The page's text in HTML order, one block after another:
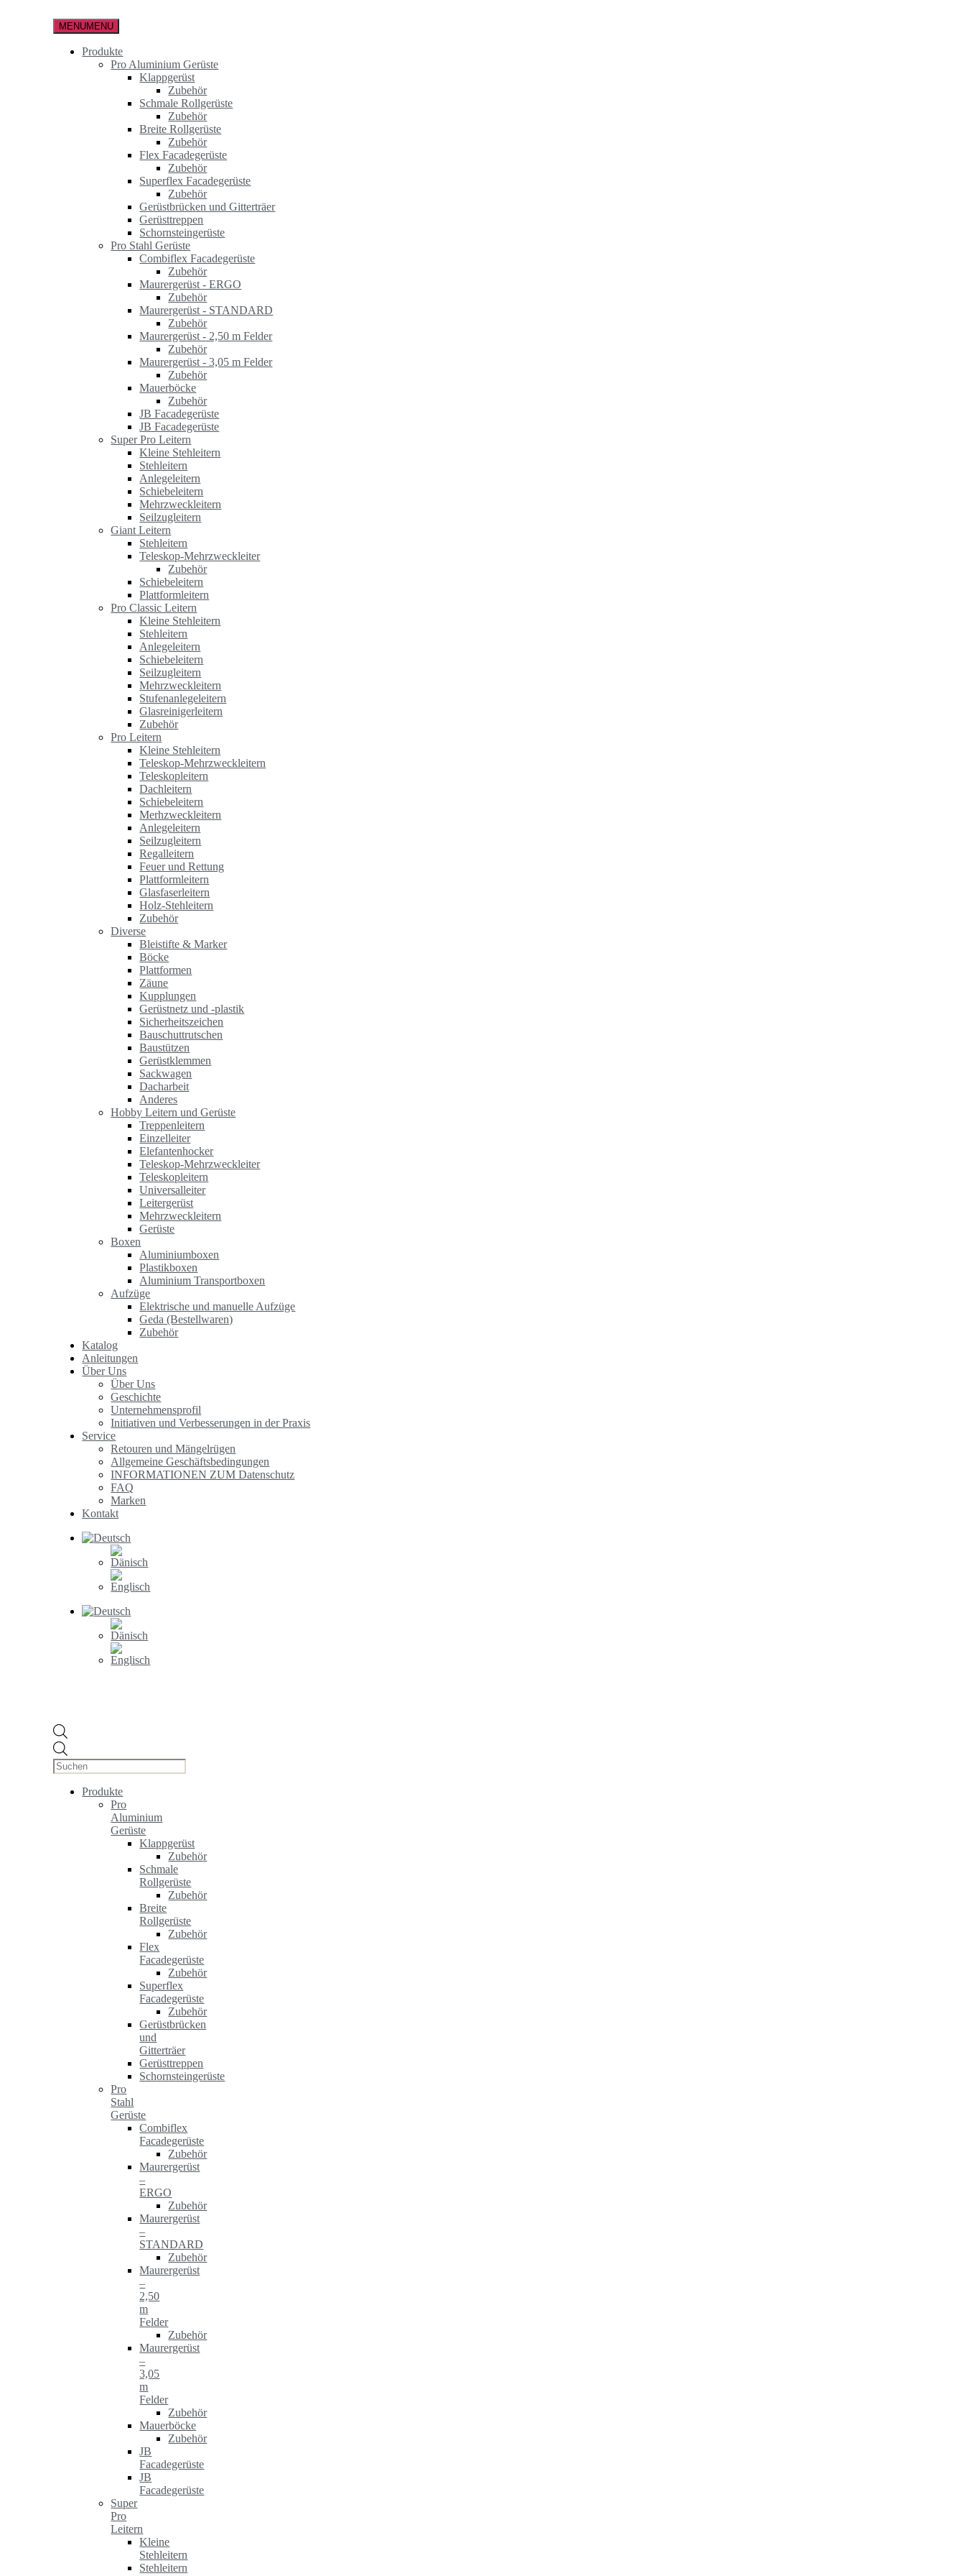
MENUMENU
Produkte
Pro Aluminium Gerüste
Klappgerüst
Zubehör
Schmale Rollgerüste
Zubehör
Breite Rollgerüste
Zubehör
Flex Facadegerüste
Zubehör
Superflex Facadegerüste
Zubehör
Gerüstbrücken und Gitterträer
Gerüsttreppen
Schornsteingerüste
Pro Stahl Gerüste
Combiflex Facadegerüste
Zubehör
Maurergerüst - ERGO
Zubehör
Maurergerüst - STANDARD
Zubehör
Maurergerüst - 2,50 m Felder
Zubehör
Maurergerüst - 3,05 m Felder
Zubehör
Mauerböcke
Zubehör
JB Facadegerüste
JB Facadegerüste
Super Pro Leitern
Kleine Stehleitern
Stehleitern
Anlegeleitern
Schiebeleitern
Mehrzweckleitern
Seilzugleitern
Giant Leitern
Stehleitern
Teleskop-Mehrzweckleiter
Zubehör
Schiebeleitern
Plattformleitern
Pro Classic Leitern
Kleine Stehleitern
Stehleitern
Anlegeleitern
Schiebeleitern
Seilzugleitern
Mehrzweckleitern
Stufenanlegeleitern
Glasreinigerleitern
Zubehör
Pro Leitern
Kleine Stehleitern
Teleskop-Mehrzweckleitern
Teleskopleitern
Dachleitern
Schiebeleitern
Merhzweckleitern
Anlegeleitern
Seilzugleitern
Regalleitern
Feuer und Rettung
Plattformleitern
Glasfaserleitern
Holz-Stehleitern
Zubehör
Diverse
Bleistifte & Marker
Böcke
Plattformen
Zäune
Kupplungen
Gerüstnetz und -plastik
Sicherheitszeichen
Bauschuttrutschen
Baustützen
Gerüstklemmen
Sackwagen
Dacharbeit
Anderes
Hobby Leitern und Gerüste
Treppenleitern
Einzelleiter
Elefantenhocker
Teleskop-Mehrzweckleiter
Teleskopleitern
Universalleiter
Leitergerüst
Mehrzweckleitern
Gerüste
Boxen
Aluminiumboxen
Plastikboxen
Aluminium Transportboxen
Aufzüge
Elektrische und manuelle Aufzüge
Geda (Bestellwaren)
Zubehör
Katalog
Anleitungen
Über Uns
Über Uns
Geschichte
Unternehmensprofil
Initiativen und Verbesserungen in der Praxis
Service
Retouren und Mängelrügen
Allgemeine Geschäftsbedingungen
INFORMATIONEN ZUM Datenschutz
FAQ
Marken
Kontakt
search
Produkte
Pro
Aluminium
Gerüste
Klappgerüst
Zubehör
Schmale
Rollgerüste
Zubehör
Breite
Rollgerüste
Zubehör
Flex
Facadegerüste
Zubehör
Superflex
Facadegerüste
Zubehör
Gerüstbrücken
und
Gitterträer
Gerüsttreppen
Schornsteingerüste
Pro
Stahl
Gerüste
Combiflex
Facadegerüste
Zubehör
Maurergerüst
–
ERGO
Zubehör
Maurergerüst
–
STANDARD
Zubehör
Maurergerüst
–
2,50
m
Felder
Zubehör
Maurergerüst
–
3,05
m
Felder
Zubehör
Mauerböcke
Zubehör
JB
Facadegerüste
JB
Facadegerüste
Super
Pro
Leitern
Kleine
Stehleitern
Stehleitern